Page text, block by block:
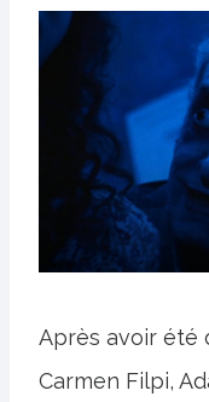
Après avoir été
Carmen Filpi,